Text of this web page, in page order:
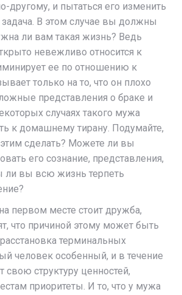
другому, и пытаться его изменить
В этом случае вы должны
ли вам такая жизнь? Ведь
невежливо относится к
ее по отношению к
только на то, что он плохо
представления о браке и
случаях такого мужа
к домашнему тирану. Подумайте,
сделать? Можете ли вы
его сознание, представления,
ли вы всю жизнь терпеть
первом месте стоит дружба,
что причиной этому может быть
терминальных
человек особенный, и в течение
структуру ценностей,
приоритеты. И то, что у мужа